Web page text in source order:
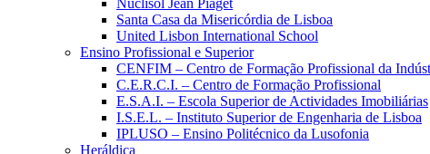
Nuclisol Jean Piaget
Santa Casa da Misericórdia de Lisboa
United Lisbon International School
Ensino Profissional e Superior
CENFIM – Centro de Formação Profissional da
C.E.R.C.I. – Centro de Formação Profissional
E.S.A.I. – Escola Superior de Actividades Imobiliárias
I.S.E.L. – Instituto Superior de Engenharia de Lisboa
IPLUSO – Ensino Politécnico da Lusofonia
Heráldica